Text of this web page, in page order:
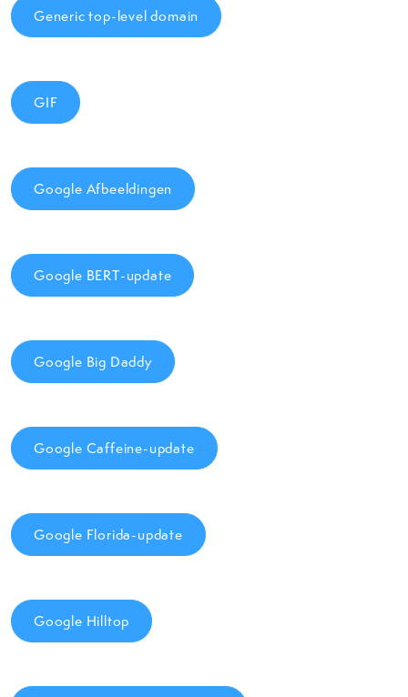
Generic top-level domain
GIF
Google Afbeeldingen
Google BERT-update
Google Big Daddy
Google Caffeine-update
Google Florida-update
Google Hilltop